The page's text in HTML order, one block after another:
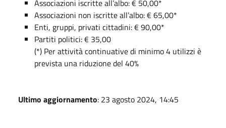
Associazioni iscritte all’albo: € 50,00*
Associazioni non iscritte all’albo: € 65,00*
Enti, gruppi, privati cittadini: € 90,00*
Partiti politici: € 35,00
(*) Per attività continuative di minimo 4 utilizzi è
prevista una riduzione del 40%
Ultimo aggiornamento: 23 agosto 2024, 14:45